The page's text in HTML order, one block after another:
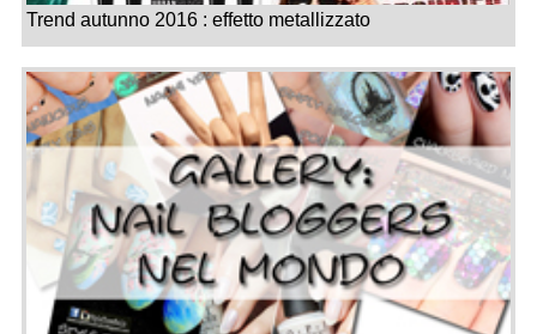
Trend autunno 2016 : effetto metallizzato